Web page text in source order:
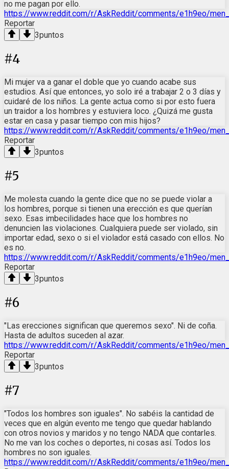
no me pagan por ello.
https://www.reddit.com/r/AskReddit/comments/e1h9eo/
Reportar
3puntos
#4
Mi mujer va a ganar el doble que yo cuando acabe sus
estudios. Así que entonces, yo solo iré a trabajar 2 o 3 días y
cuidaré de los niños. La gente actua como si por esto fuera
un traidor a los hombres y estuviera loco. ¿Quizá me gusta
estar en casa y pasar tiempo con mis hijos?
https://www.reddit.com/r/AskReddit/comments/e1h9eo/
Reportar
3puntos
#5
Me molesta cuando la gente dice que no se puede violar a
los hombres, porque si tienen una erección es que querían
sexo. Esas imbecilidades hace que los hombres no
denuncien las violaciones. Cualquiera puede ser violado, sin
importar edad, sexo o si el violador está casado con ellos. No
es no.
https://www.reddit.com/r/AskReddit/comments/e1h9eo/
Reportar
3puntos
#6
"Las erecciones significan que queremos sexo". Ni de coña.
Hasta de adultos suceden al azar.
https://www.reddit.com/r/AskReddit/comments/e1h9eo/
Reportar
3puntos
#7
"Todos los hombres son iguales". No sabéis la cantidad de
veces que en algún evento me tengo que quedar hablando
con otros novios y maridos y no tengo NADA que contarles.
No me van los coches o deportes, ni cosas así. Todos los
hombres no son iguales.
https://www.reddit.com/r/AskReddit/comments/e1h9eo/